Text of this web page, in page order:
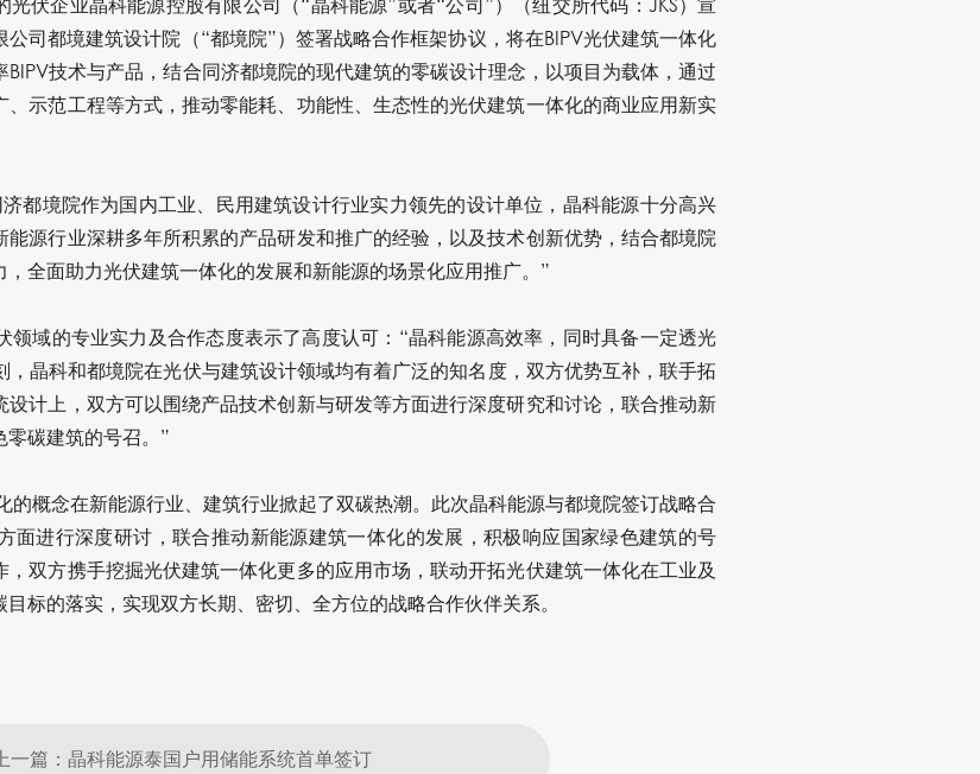
司都境建筑设计院（“都境院”）签署战略合作框架协议，将在BIPV光伏建筑一体化
BIPV技术与产品，结合同济都境院的现代建筑的零碳设计理念，以项目为载体，通过
示范工程等方式，推动零能耗、功能性、生态性的光伏建筑一体化的商业应用新实
都境院作为国内工业、民用建筑设计行业实力领先的设计单位，晶科能源十分高兴
源行业深耕多年所积累的产品研发和推广的经验，以及技术创新优势，结合都境院
全面助力光伏建筑一体化的发展和新能源的场景化应用推广。”
领域的专业实力及合作态度表示了高度认可：“晶科能源高效率，同时具备一定透光
晶科和都境院在光伏与建筑设计领域均有着广泛的知名度，双方优势互补，联手拓
计上，双方可以围绕产品技术创新与研发等方面进行深度研究和讨论，联合推动新
碳建筑的号召。”
的概念在新能源行业、建筑行业掀起了双碳热潮。此次晶科能源与都境院签订战略合
面进行深度研讨，联合推动新能源建筑一体化的发展，积极响应国家绿色建筑的号
双方携手挖掘光伏建筑一体化更多的应用市场，联动开拓光伏建筑一体化在工业及
标的落实，实现双方长期、密切、全方位的战略合作伙伴关系。
上一篇：晶科能源泰国户用储能系统首单签订